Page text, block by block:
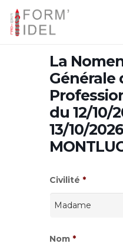
La
Générale
du 12/10/
13/10/
Civilité *
Nom *